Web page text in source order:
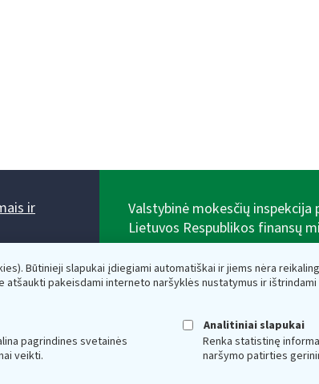
Būtinieji slapukai įdiegiami automatiškai ir jiems nėra
atšaukti pakeisdami interneto naršyklės nustatymus ir
pagrindines svetainės
veikti.
Analitiniai slapukai
Renka statistinę
naršymo patirties
ir
15.45.
- 12.00 val.
Valstybinė mokesčių inspekcija
Lietuvos Respublikos finansų
adresas: Vasario 16-osios g. 14, 01107
el.paštas:vmi@vmi.lt, E. pristatymo
Lietuvos Respublikos finansų ministerijos
saugomi Juridinių asmenų registre